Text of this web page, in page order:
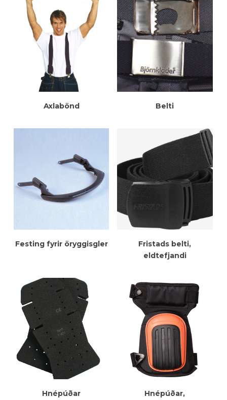
Meiri Upplýsingar
Axlabönd Meiri Upplýsingar
Belti
Meiri Upplýsingar
Festing fyrir öryggisgler Meiri Upplýsingar
Fristads belti,
eldtefjandi
Meiri Upplýsingar
Hnépúðar Meiri Upplýsingar
Hnépúðar,